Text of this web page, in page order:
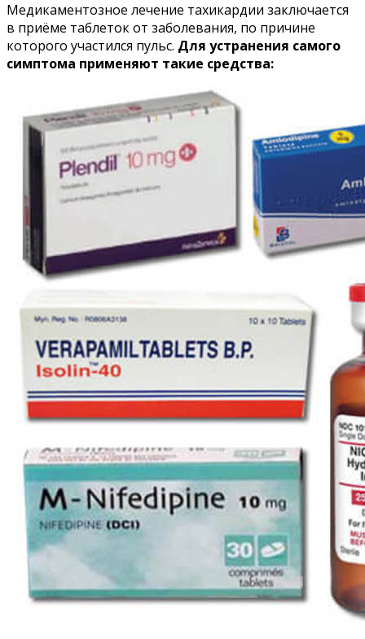
Медикаментозное лечение тахикардии заключается
в приёме таблеток от заболевания, по причине
которого участился пульс. Для устранения самого
симптома применяют такие средства: